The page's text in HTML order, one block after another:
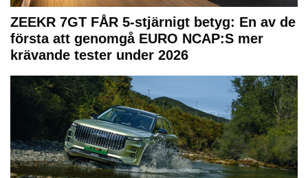
ZEEKR 7GT FÅR 5-stjärnigt betyg: En av de
första att genomgå EURO NCAP:S mer
krävande tester under 2026